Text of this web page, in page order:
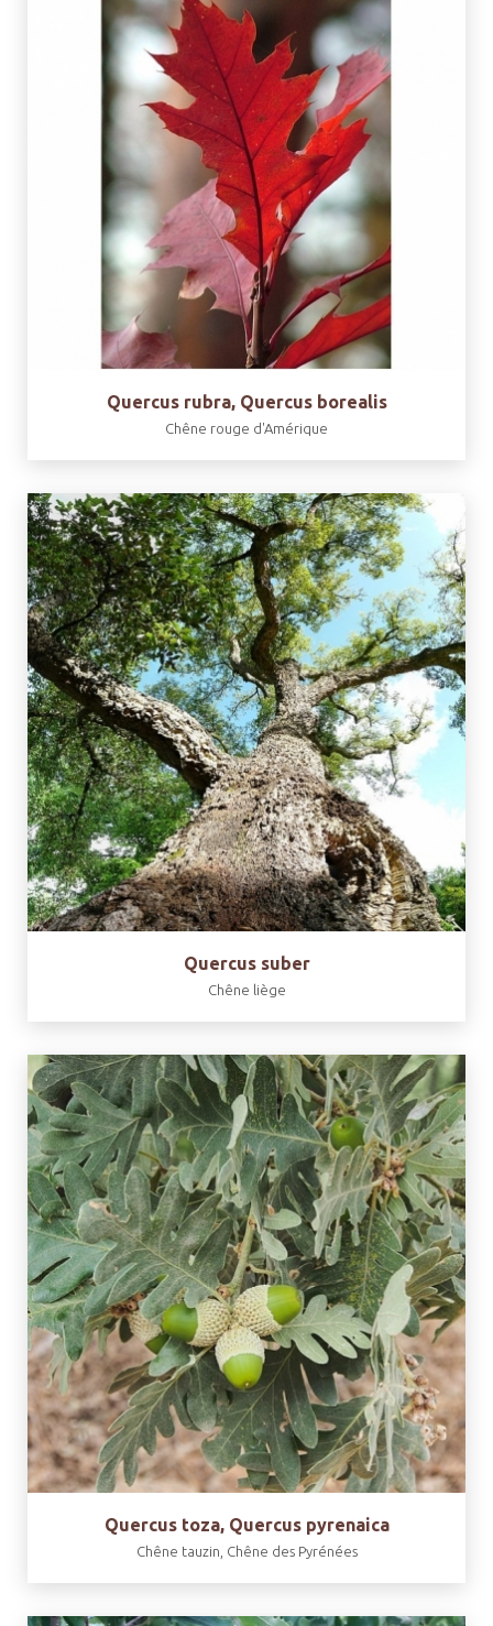
Quercus rubra, Quercus borealis
Chêne rouge d'Amérique
Quercus suber
Chêne liège
Quercus toza, Quercus pyrenaica
Chêne tauzin, Chêne des Pyrénées